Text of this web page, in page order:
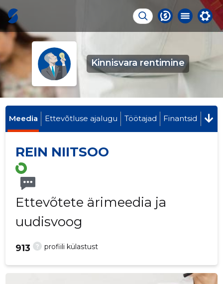
Kinnisvara rentimine
Meedia Ettevõtluse ajalugu Töötajad Finantsid
REIN NIITSOO
Ettevõtete ärimeedia ja
uudisvoog
? profiili külastust
913